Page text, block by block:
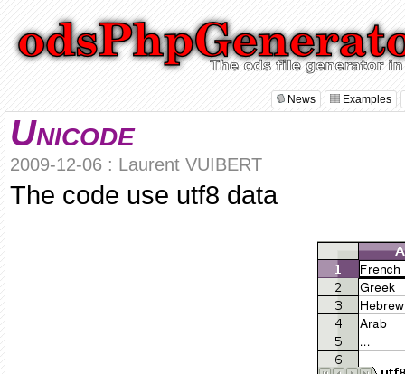
News Examples
Unicode
2009-12-06 : Laurent VUIBERT
The code use utf8 data